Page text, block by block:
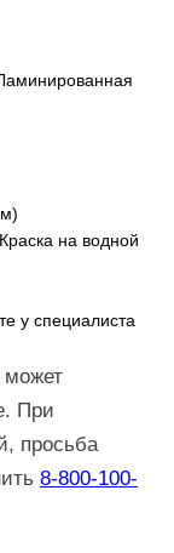
на водной
у специалиста
может
При
просьба
8-800-100-